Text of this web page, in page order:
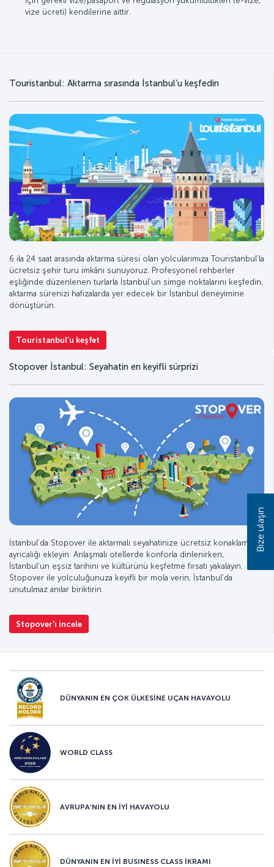
vize ücreti) kendilerine aittir.
Touristanbul: Aktarma sırasında İstanbul’u keşfedin
6 ila 24 saat arasında aktarma süresi olan yolcularımıza Touristanbul’la
ücretsiz şehir turu imkânı sunuyoruz. Profesyonel rehberler
eşliğinde düzenlenen turlarla İstanbul’un simge noktalarını keşfedin,
aktarma sürenizi hafızalarda yer edecek bir İstanbul deneyimine
dönüştürün.
Touristanbul'u keşfet
Stopover İstanbul: Seyahatin en keyifli sürprizi
İstanbul’da Stopover ile aktarmalı seyahatinize ücretsiz konaklama
ayrıcalığı ekleyin. Anlaşmalı otellerde konforla dinlenirken,
İstanbul’un eşsiz tarihini ve kültürünü keşfetme fırsatı yakalayın.
Stopover ile yolculuğunuza keyifli bir mola verin, İstanbul’da
unutulmaz anılar biriktirin.
Stopover'ı incele
DÜNYANIN EN ÇOK ÜLKESİNE UÇAN HAVAYOLU
WORLD CLASS
AVRUPA’NIN EN İYİ HAVAYOLU
DÜNYANIN EN İYİ BUSINESS CLASS İKRAMI
Bize ulaşın